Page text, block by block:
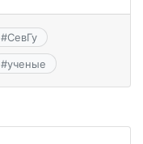
#СевГу
#ученые